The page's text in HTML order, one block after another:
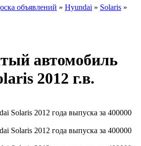
объявлений » Hyundai » Solaris »
автомобиль
2012 г.в.